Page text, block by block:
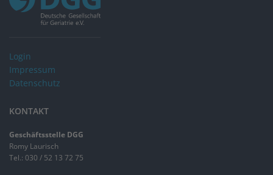
Login
Impressum
Datenschutz
KONTAKT
Geschäftsstelle DGG
Romy Laurisch
Tel.: 030 / 52 13 72 75